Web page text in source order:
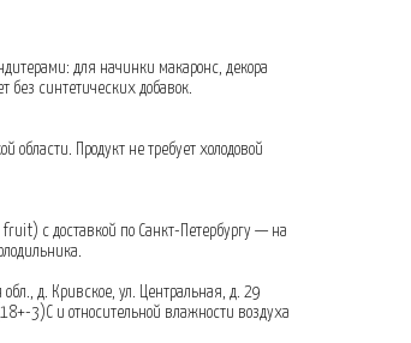
для начинки макаронс, декора
без синтетических добавок.
области. Продукт не требует холодовой
с доставкой по Санкт-Петербургу — на
д. Кривское, ул. Центральная, д. 29
3)С и относительной влажности воздуха